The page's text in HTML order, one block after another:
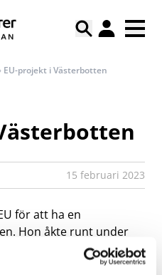
EU-projekt i Västerbotten
15 februari 2023
för att ha en
Hon åkte runt under
och informerade om
mer än tio år senare